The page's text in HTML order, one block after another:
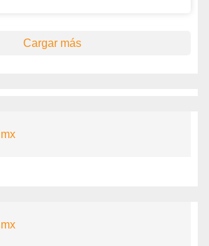
Cargar más